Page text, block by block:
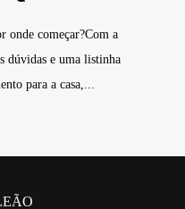
onde começar?Com a
dúvidas e uma listinha
para a casa,...